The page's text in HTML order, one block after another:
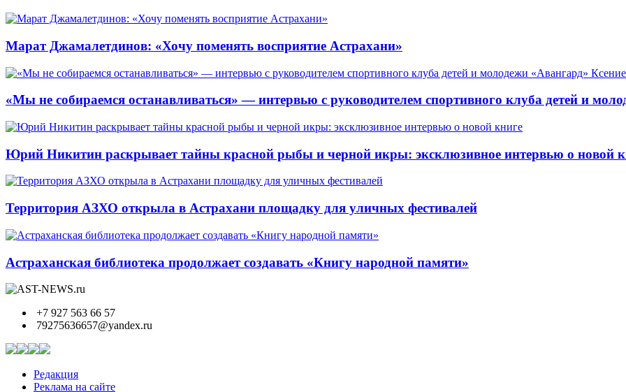
Марат Джамалетдинов: «Хочу поменять восприятие Астрахани»
«Мы не собираемся останавливаться» — интервью с руководителем спортивного клуба детей и
Юрий Никитин раскрывает тайны красной рыбы и черной икры: эксклюзивное интервью о новой
Территория АЗХО открыла в Астрахани площадку для уличных фестивалей
Астраханская библиотека продолжает создавать «Книгу народной памяти»
+7 927 563 66 57
79275636657@yandex.ru
Редакция
Реклама на сайте